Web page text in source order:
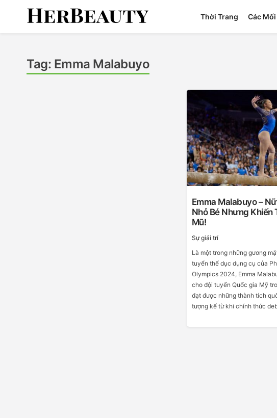
Thời Trang Các
Tag: Emma Malabuyo
Emma Malabuyo –
Nhỏ Bé Nhưng Khiến
Mũ!
Sự giải trí
Là một trong những gương
tuyển thể dục dụng cụ của
Olympics 2024, Emma
cho đội tuyển Quốc gia Mỹ
đạt được những thành tích
tượng kể từ khi chính thức